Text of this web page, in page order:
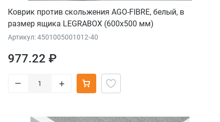
Коврик против скольжения AGO-FIBRE, белый, в
размер ящика LEGRABOX (600x500 мм)
Артикул: 4501005001012-40
977.22 ₽
– +